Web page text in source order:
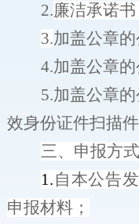
2.廉洁承诺
3.加盖公章
4.加盖公章
5.加盖公章
效身份证件扫描件
三、申报方式
1. 自本公告
申报材料；